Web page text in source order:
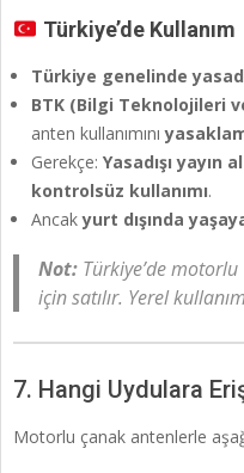
Türkiye’de Kullanım
Türkiye genelinde
BTK (Bilgi Teknolojileri
anten kullanımını
Gerekçe: Yasadışı yayın
kontrolsüz kullanımı.
Ancakyurt dışında
Not: Türkiye’de
için satılır. Yerel
7. Hangi Uydulara
Motorlu çanak antenlerle